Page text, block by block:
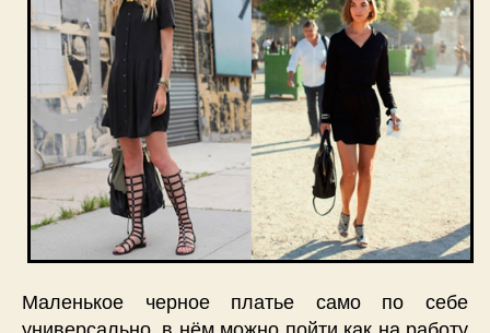
Маленькое черное платье само по себе